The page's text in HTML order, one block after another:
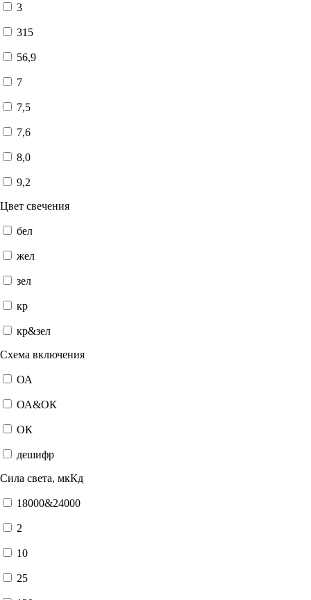
3
315
56,9
7
7,5
7,6
8,0
9,2
Цвет свечения
бел
жел
зел
кр
кр&зел
Схема включения
ОА
ОА&ОК
ОК
дешифр
Сила света, мкКд
18000&24000
2
10
25